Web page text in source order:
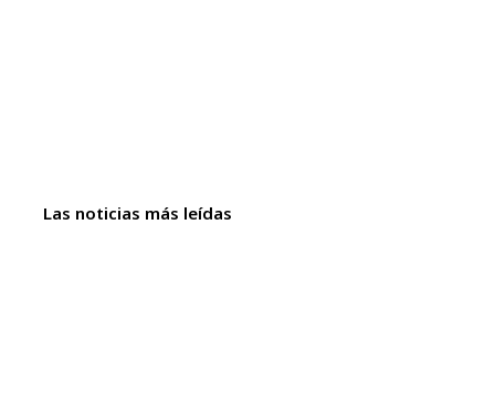
Las noticias más leídas